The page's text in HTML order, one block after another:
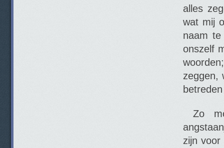
alles
wat mij
naam
onszelf
zeggen,
Zo
zijn voor